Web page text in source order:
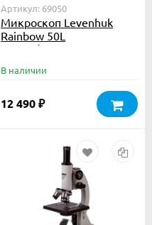
Артикул: 69050
Микроскоп Levenhuk
Rainbow 50L
Orange\Апельсин
В наличии
12 490 ₽